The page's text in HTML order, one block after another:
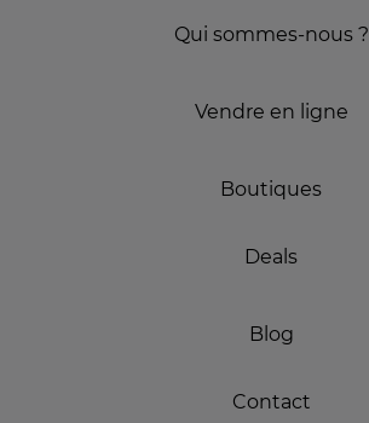
Qui sommes-nous ?
Vendre en ligne
Boutiques
Deals
Blog
Contact